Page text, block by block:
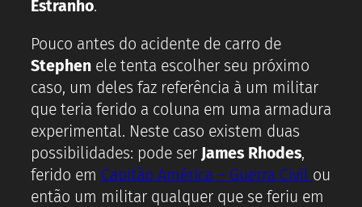
Estranho.
Pouco antes do acidente de carro de
Stephenele tenta escolher seu próximo
caso, um deles faz referência à um militar
que teria ferido a coluna em uma armadura
experimental. Neste caso existem duas
possibilidades: pode ser James Rhodes,
ferido em Capitão América – Guerra Civil ou
então um militar qualquer que se feriu em